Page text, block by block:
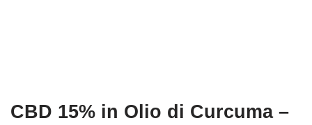
CBD 15% in Olio di Curcuma –